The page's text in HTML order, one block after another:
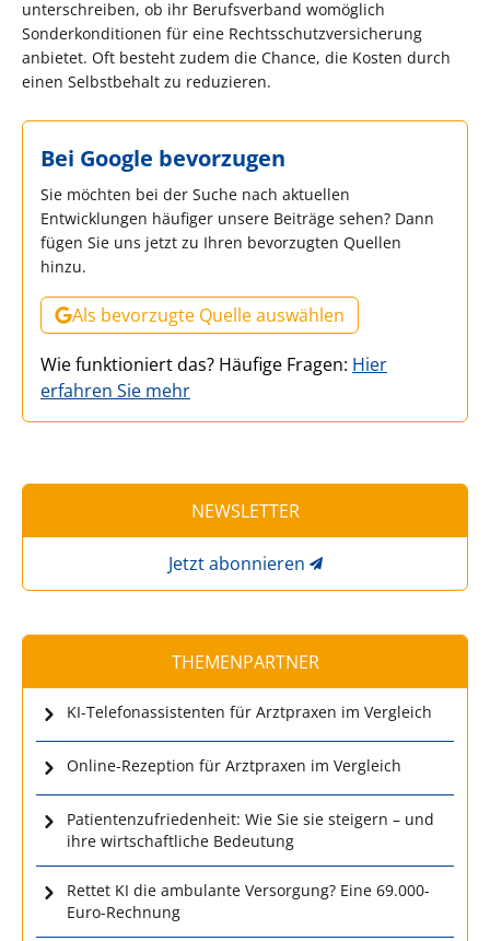
unterschreiben, ob ihr Berufsverband womöglich
Sonderkonditionen für eine Rechtsschutzversicherung
anbietet. Oft besteht zudem die Chance, die Kosten durch
einen Selbstbehalt zu reduzieren.
Bei Google bevorzugen
Sie möchten bei der Suche nach aktuellen
Entwicklungen häufiger unsere Beiträge sehen? Dann
fügen Sie uns jetzt zu Ihren bevorzugten Quellen
hinzu.
Als bevorzugte Quelle auswählen
Wie funktioniert das? Häufige Fragen: Hier
erfahren Sie mehr
NEWSLETTER
Jetzt abonnieren
THEMENPARTNER
KI-Telefonassistenten für Arztpraxen im Vergleich
Online-Rezeption für Arztpraxen im Vergleich
Patientenzufriedenheit: Wie Sie sie steigern – und
ihre wirtschaftliche Bedeutung
Rettet KI die ambulante Versorgung? Eine 69.000-
Euro-Rechnung